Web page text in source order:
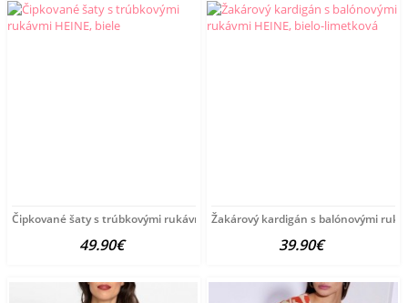
Čipkované šaty s trúbkovými rukávmi HEINE, biele
49.90€
Žakárový kardigán s balónovými
39.90€